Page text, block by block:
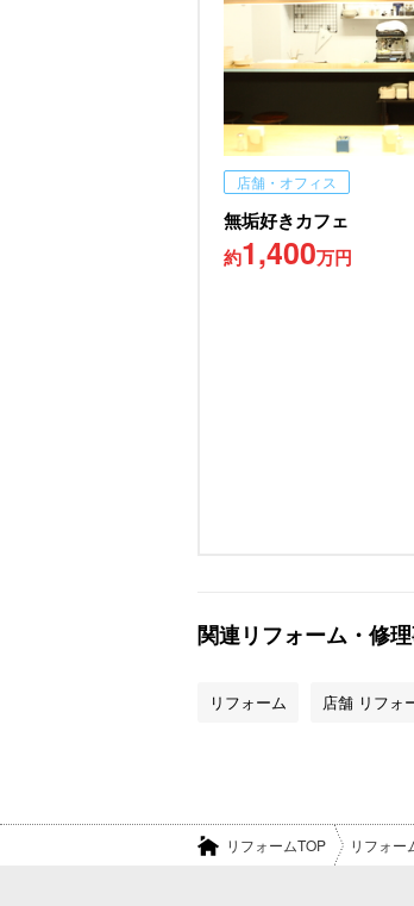
店舗・オフィス
無垢好きカフェ
約1,400万円
関連リフォーム・修
リフォーム 店舗 リフォ
リフォームTOP リフォー